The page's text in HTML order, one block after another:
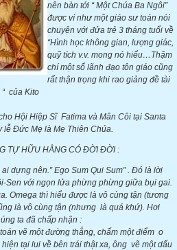
nên bàn tới “ Một Chúa Ba Ngôi”
được ví như một giáo sư toán nói
chuyện với đửa trẻ 3 tháng tuổi về
“Hình học không gian, lượng giác,
quỹ tích v.v. mong nó hiểu…Thậm
chí một số lãnh đạo tôn giáo cũng
rất thận trọng khi rao giảng đề tài
của Kito
Hội Hiệp Sĩ Fatima và Mân Côi tại Santa
lễ Đức Mẹ là Mẹ Thiên Chúa.
TỰ HỮU HẰNG CÓ ĐỜI ĐỜI :
dựng nên.” Ego Sum Qui Sum” . Đó là lời
Sen với ngọn lửa phừng phừng giữa bụi gai.
Omega thì hiểu được là vô cùng tận (tương
là vô cùng tận (nhưng là quá khứ). Hơi
ta đã chấp nhận :
vẽ một đường thẳng, chấm một điểm o
tại lui về bên trái thật xa, ông vẽ một dấu